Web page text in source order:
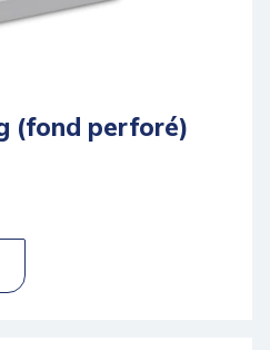
(fond perforé)